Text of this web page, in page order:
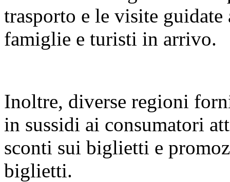
trasporto e le visite
famiglie e turisti in arrivo.
Inoltre, diverse regioni
in sussidi ai consumatori
sconti sui biglietti e
biglietti.